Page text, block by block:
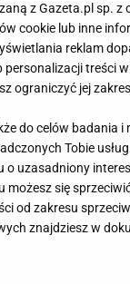
z Gazeta.pl sp.
cookie lub inne
reklam
treści
ograniczyć jej
do celów badania
Tobie
uzasadniony
się
od zakresu
znajdziesz w